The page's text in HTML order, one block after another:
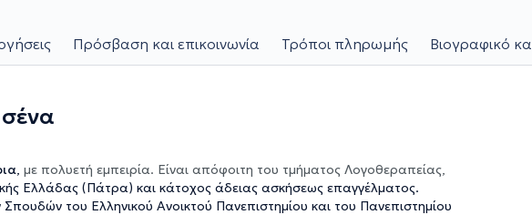
Πρόσβαση και επικοινωνία Τρόποι πληρωμής Βιογραφικό
, με πολυετή εμπειρία. Είναι απόφοιτη του τμήματος Λογοθεραπείας,
Ελλάδας (Πάτρα) και κάτοχος άδειας ασκήσεως επαγγέλματος.
Πανεπιστημίου